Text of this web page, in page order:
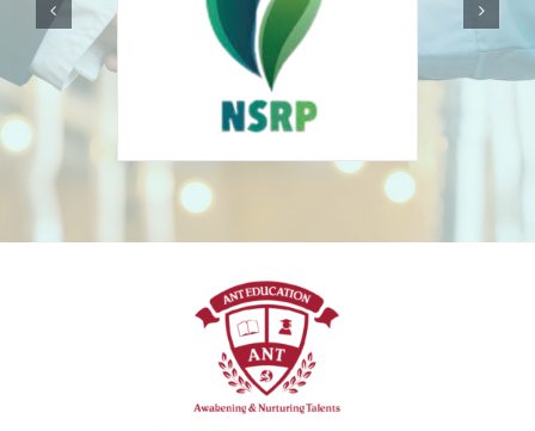
Sự kiện
Tin tức